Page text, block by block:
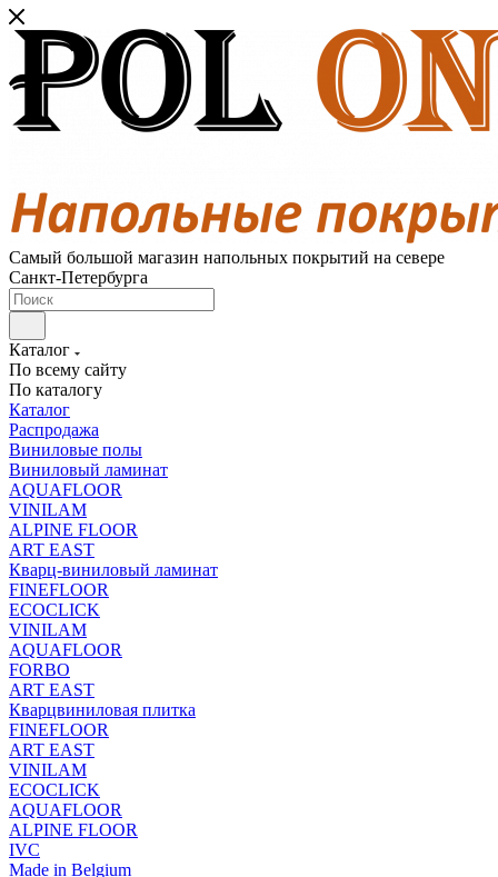
Самый большой магазин напольных покрытий на севере
Санкт-Петербурга
Каталог
По всему сайту
По каталогу
Каталог
Распродажа
Виниловые полы
Виниловый ламинат
AQUAFLOOR
VINILAM
ALPINE FLOOR
ART EAST
Кварц-виниловый ламинат
FINEFLOOR
ECOCLICK
VINILAM
AQUAFLOOR
FORBO
ART EAST
Кварцвиниловая плитка
FINEFLOOR
ART EAST
VINILAM
ECOCLICK
AQUAFLOOR
ALPINE FLOOR
IVC
Made in Belgium